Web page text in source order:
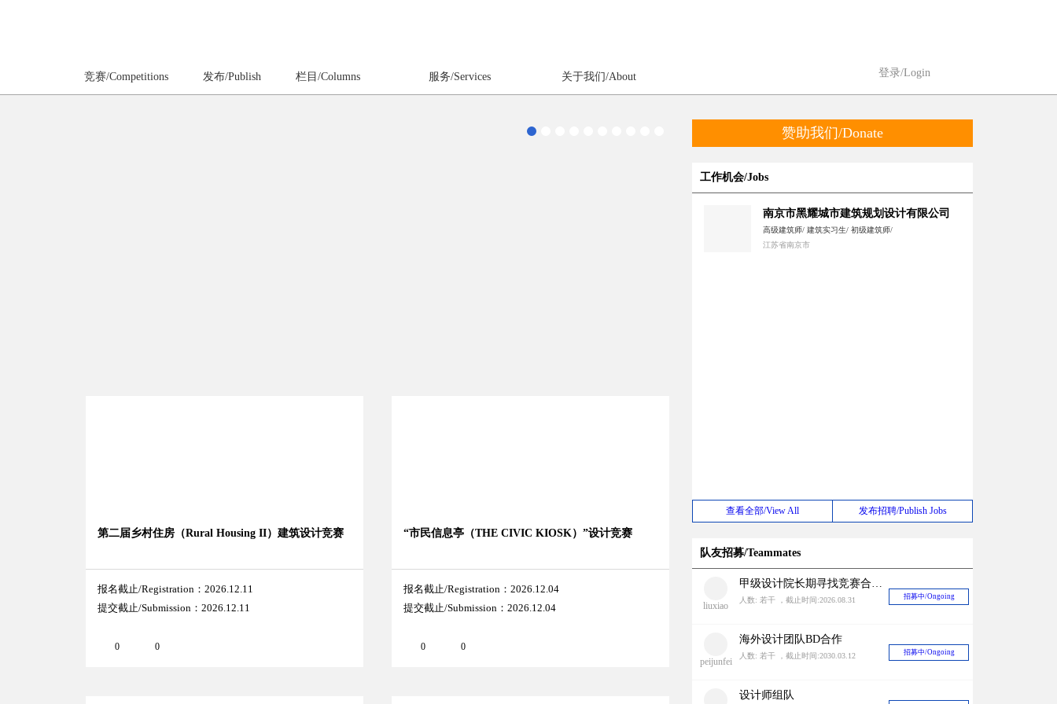
竞赛/Competitions 发布/Publish 栏目/Columns 服务/Services 关于我们/About 登录/Login
第二届乡村住房（Rural Housing II）建筑设计竞赛
报名截止/Registration：2026.12.11
提交截止/Submission：2026.12.11
0 0
“市民信息亭（THE CIVIC KIOSK）”设计竞赛
报名截止/Registration：2026.12.04
提交截止/Submission：2026.12.04
0 0
赞助我们/Donate
工作机会/Jobs
南京市黑耀城市建筑规划设计有限公司
高级建筑师/ 建筑实习生/ 初级建筑师/
江苏省南京市
查看全部/View All 发布招聘/Publish Jobs
队友招募/Teammates
liuxiao
甲级设计院长期寻找竞赛合作对象
人数: 若干 ，截止时间:2026.08.31 招募中/Ongoing
peijunfei
海外设计团队BD合作
人数: 若干 ，截止时间:2030.03.12 招募中/Ongoing
设计师组队